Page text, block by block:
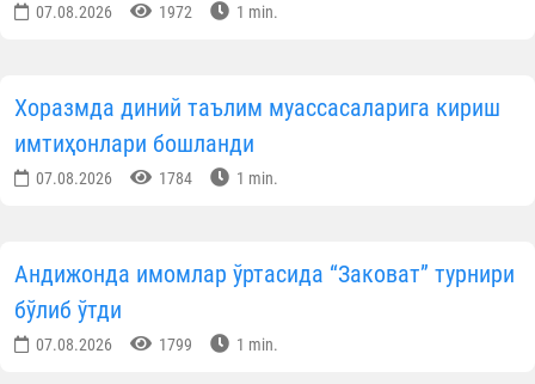
07.08.2026 1972 1 min.
Хоразмда диний таълим муассасаларига кириш
имтиҳонлари бошланди
07.08.2026 1784 1 min.
Андижонда имомлар ўртасида “Заковат” турнири
бўлиб ўтди
07.08.2026 1799 1 min.